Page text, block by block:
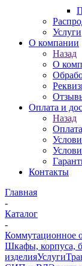
Услуги
О компании
Назад
О
Оплата и
Назад
Контакты
Главная
-
Каталог
-
Коммутационное
Шкафы, корпуса,
изделияУслуги